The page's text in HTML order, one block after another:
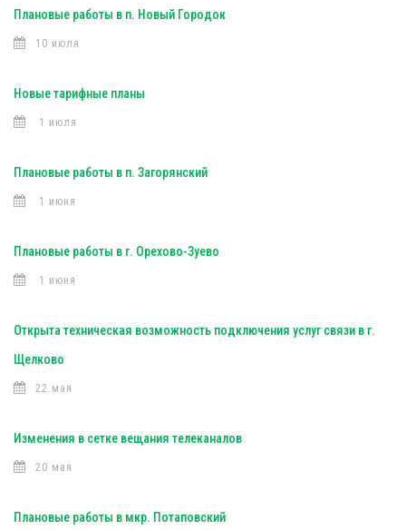
Плановые работы в п. Новый Городок
10 июля
Новые тарифные планы
1 июля
Плановые работы в п. Загорянский
1 июня
Плановые работы в г. Орехово-Зуево
1 июня
Открыта техническая возможность подключения услуг связи в г.
Щелково
22 мая
Изменения в сетке вещания телеканалов
20 мая
Плановые работы в мкр. Потаповский